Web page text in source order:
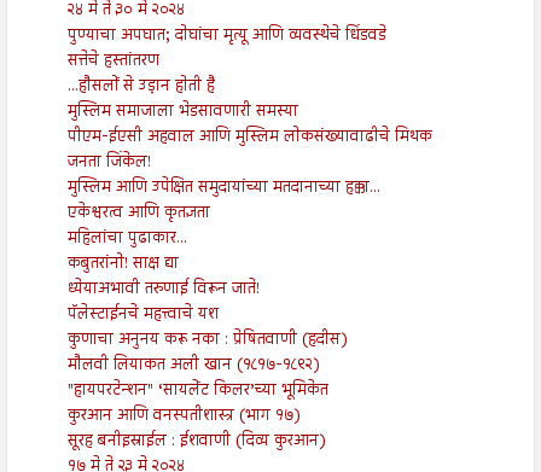
२४ मे ते ३० मे २०२४
पुण्याचा अपघात; दोघांचा मृत्यू आणि व्यवस्थेचे धिंडवडे
सत्तेचे हस्तांतरण
...हौसलों से उड़ान होती है
मुस्लिम समाजाला भेडसावणारी समस्या
पीएम-ईएसी अहवाल आणि मुस्लिम लोकसंख्यावाढीचे मिथक
जनता जिंकेल!
मुस्लिम आणि उपेक्षित समुदायांच्या मतदानाच्या हक्का...
एकेश्वरत्व आणि कृतज्ञता
महिलांचा पुढाकार...
कबुतरांनो! साक्ष द्या
ध्येयाअभावी तरुणाई विरून जाते!
पॅलेस्टाईनचे महत्त्वाचे यश
कुणाचा अनुनय करू नका : प्रेषितवाणी (हदीस)
मौलवी लियाकत अली खान (१८१७-१८९२)
"हायपरटेन्शन" ‘सायलेंट किलर’च्या भूमिकेत
कुरआन आणि वनस्पतीशास्त्र (भाग १७)
सूरह बनीइस्राईल : ईशवाणी (दिव्य कुरआन)